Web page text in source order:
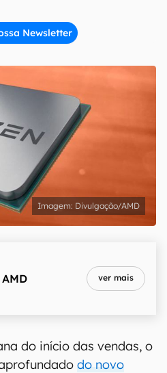
Newsletter
concordo com os Termos de
do Canaltech.
Divulgação/AMD
AMD ver mais
do início das vendas, o
do novo